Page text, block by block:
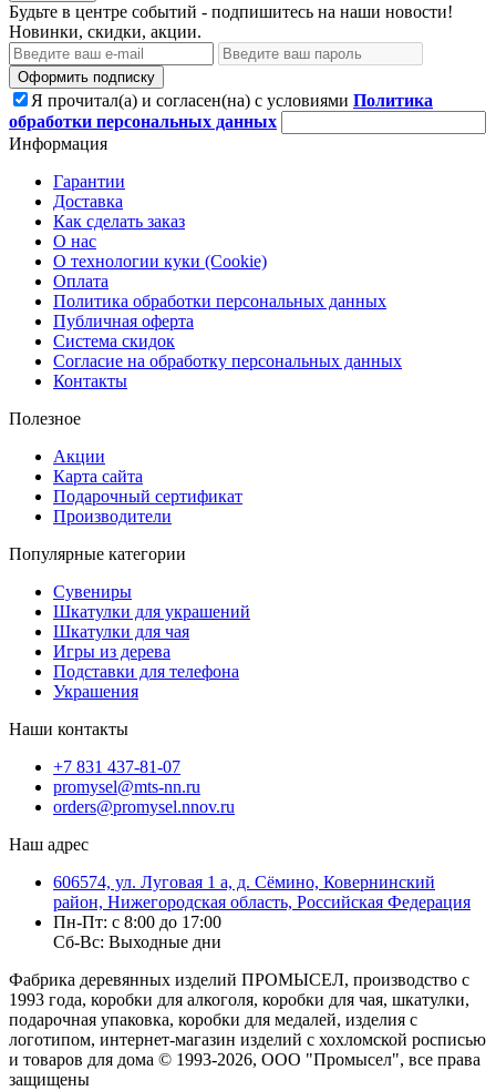
Будьте в центре событий - подпишитесь на наши новости!
Новинки, скидки, акции.
Оформить подписку
Я прочитал(а) и согласен(на) с условиями Политика
обработки персональных данных
Информация
Гарантии
Доставка
Как сделать заказ
О нас
О технологии куки (Cookie)
Оплата
Политика обработки персональных данных
Публичная оферта
Система скидок
Согласие на обработку персональных данных
Контакты
Полезное
Акции
Карта сайта
Подарочный сертификат
Производители
Популярные категории
Сувениры
Шкатулки для украшений
Шкатулки для чая
Игры из дерева
Подставки для телефона
Украшения
Наши контакты
+7 831 437-81-07
promysel@mts-nn.ru
orders@promysel.nnov.ru
Наш адрес
606574, ул. Луговая 1 а, д. Сёмино, Ковернинский
район, Нижегородская область, Российская Федерация
Пн-Пт: с 8:00 до 17:00
Сб-Вс: Выходные дни
Фабрика деревянных изделий ПРОМЫСЕЛ, производство с
1993 года, коробки для алкоголя, коробки для чая, шкатулки,
подарочная упаковка, коробки для медалей, изделия с
логотипом, интернет-магазин изделий с хохломской росписью
и товаров для дома © 1993-2026, ООО "Промысел", все права
защищены